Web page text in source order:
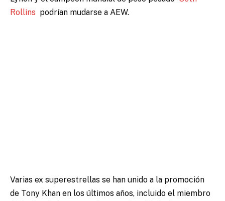
Rollins podrían mudarse a AEW.
Varias ex superestrellas se han unido a la promoción
de Tony Khan en los últimos años, incluido el miembro